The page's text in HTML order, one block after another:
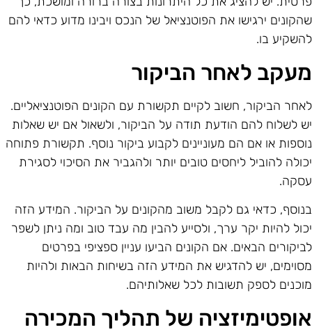
ירגישו את הפוטנציאל של הנכס ויבינו מדוע כדאי להם
בו.
לאחר הביקור
הביקור, חשוב לקיים תקשורת עם הקונים הפוטנציאליים.
לשלוח להם הודעת תודה על הביקור, ולשאול אם יש שאלות
או אם הם מעוניינים לקבוע ביקור נוסף. תקשורת פתוחה
להוביל ליחסים טובים יותר ולהגביר את הסיכוי לסגירת
כדאי גם לקבל משוב מהקונים על הביקור. המידע הזה
להיות יקר ערך, ולסייע להבין מה עבד טוב ומה ניתן לשפר
הבאים. אם הקונים הביעו עניין ספציפי בפרטים
יש להדגיש את המידע הזה בשיחות הבאות ולהיות
לספק תשובות לכל שאלותיהם.
של תהליך המכירה